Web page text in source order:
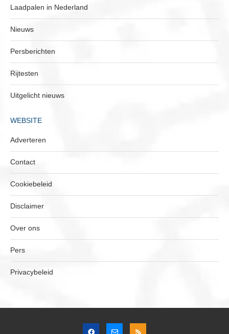
Laadpalen in Nederland
Nieuws
Persberichten
Rijtesten
Uitgelicht nieuws
WEBSITE
Adverteren
Contact
Cookiebeleid
Disclaimer
Over ons
Pers
Privacybeleid